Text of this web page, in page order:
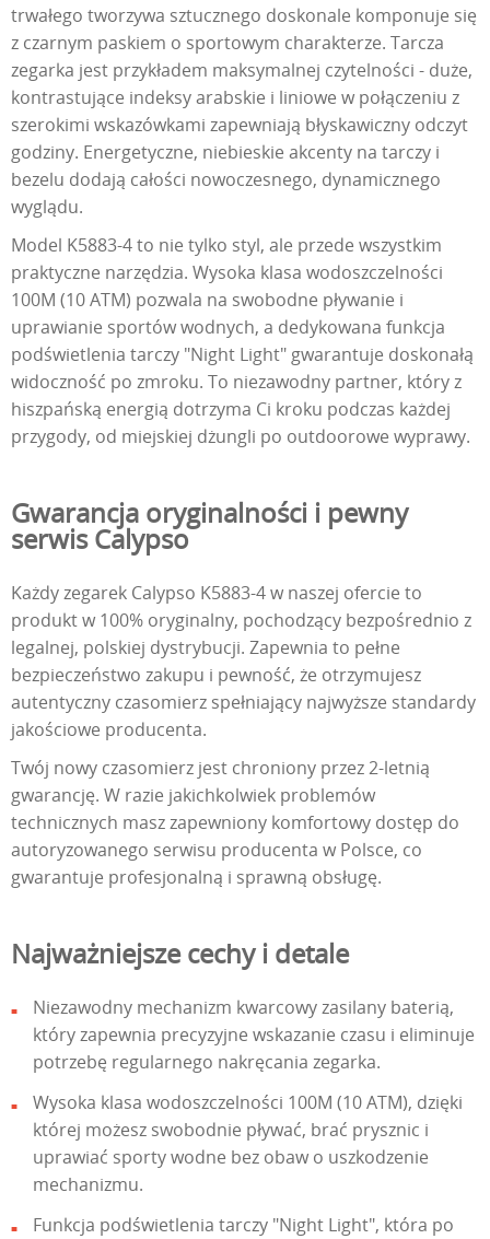
trwałego tworzywa sztucznego doskonale komponuje się
z czarnym paskiem o sportowym charakterze. Tarcza
zegarka jest przykładem maksymalnej czytelności - duże,
kontrastujące indeksy arabskie i liniowe w połączeniu z
szerokimi wskazówkami zapewniają błyskawiczny odczyt
godziny. Energetyczne, niebieskie akcenty na tarczy i
bezelu dodają całości nowoczesnego, dynamicznego
wyglądu.
Model K5883-4 to nie tylko styl, ale przede wszystkim
praktyczne narzędzia. Wysoka klasa wodoszczelności
100M (10 ATM) pozwala na swobodne pływanie i
uprawianie sportów wodnych, a dedykowana funkcja
podświetlenia tarczy "Night Light" gwarantuje doskonałą
widoczność po zmroku. To niezawodny partner, który z
hiszpańską energią dotrzyma Ci kroku podczas każdej
przygody, od miejskiej dżungli po outdoorowe wyprawy.
Gwarancja oryginalności i pewny
serwis Calypso
Każdy zegarek Calypso K5883-4 w naszej ofercie to
produkt w 100% oryginalny, pochodzący bezpośrednio z
legalnej, polskiej dystrybucji. Zapewnia to pełne
bezpieczeństwo zakupu i pewność, że otrzymujesz
autentyczny czasomierz spełniający najwyższe standardy
jakościowe producenta.
Twój nowy czasomierz jest chroniony przez 2-letnią
gwarancję. W razie jakichkolwiek problemów
technicznych masz zapewniony komfortowy dostęp do
autoryzowanego serwisu producenta w Polsce, co
gwarantuje profesjonalną i sprawną obsługę.
Najważniejsze cechy i detale
Niezawodny mechanizm kwarcowy zasilany baterią,
który zapewnia precyzyjne wskazanie czasu i eliminuje
potrzebę regularnego nakręcania zegarka.
Wysoka klasa wodoszczelności 100M (10 ATM), dzięki
której możesz swobodnie pływać, brać prysznic i
uprawiać sporty wodne bez obaw o uszkodzenie
mechanizmu.
Funkcja podświetlenia tarczy "Night Light", która po